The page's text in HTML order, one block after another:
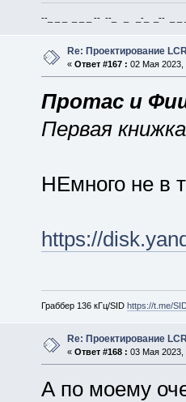
--_ _ _ _ _ _ -- --_ _ _-_ _-- _ _
Re: Проектирование
« Ответ #167 : 02 Мая 2023,
Протас и
Первая
НЕмного не в
https://
Граббер 136 кГц/SID https://t.me/
Re: Проектирование
« Ответ #168 : 03 Мая 2023,
А по моему